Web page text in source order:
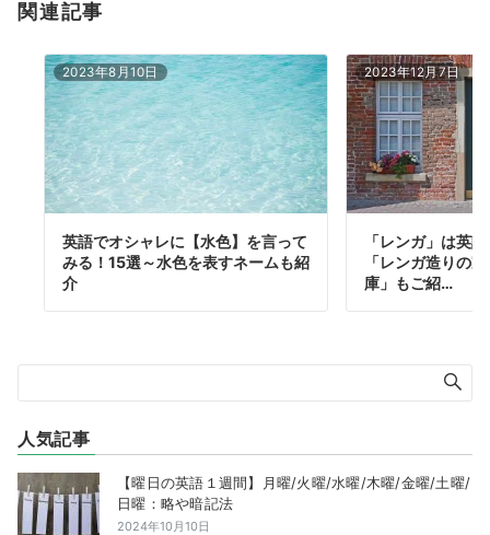
関連記事
2023年8月10日
英語でオシャレに【水色】を言って
みる！15選～水色を表すネームも紹
介
2023年12月7日
「レンガ」は英
「レンガ造りの
庫」もご紹…
人気記事
【曜日の英語１週間】月曜/火曜/水曜/木曜/金曜/土曜/
日曜：略や暗記法
2024年10月10日